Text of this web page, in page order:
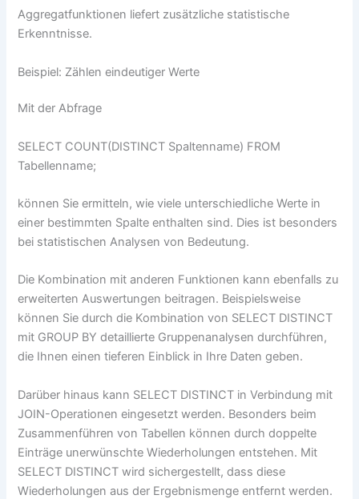
Aggregatfunktionen liefert zusätzliche statistische
Erkenntnisse.
Beispiel: Zählen eindeutiger Werte
Mit der Abfrage
SELECT COUNT(DISTINCT Spaltenname) FROM
Tabellenname;
können Sie ermitteln, wie viele unterschiedliche Werte in
einer bestimmten Spalte enthalten sind. Dies ist besonders
bei statistischen Analysen von Bedeutung.
Die Kombination mit anderen Funktionen kann ebenfalls zu
erweiterten Auswertungen beitragen. Beispielsweise
können Sie durch die Kombination von SELECT DISTINCT
mit GROUP BY detaillierte Gruppenanalysen durchführen,
die Ihnen einen tieferen Einblick in Ihre Daten geben.
Darüber hinaus kann SELECT DISTINCT in Verbindung mit
JOIN-Operationen eingesetzt werden. Besonders beim
Zusammenführen von Tabellen können durch doppelte
Einträge unerwünschte Wiederholungen entstehen. Mit
SELECT DISTINCT wird sichergestellt, dass diese
Wiederholungen aus der Ergebnismenge entfernt werden.